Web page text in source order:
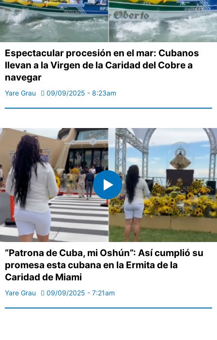
Espectacular procesión en el mar: Cubanos
llevan a la Virgen de la Caridad del Cobre a
navegar
Yare Grau 09/09/2025 - 8:23am
“Patrona de Cuba, mi Oshún”: Así cumplió su
promesa esta cubana en la Ermita de la
Caridad de Miami
Yare Grau 09/09/2025 - 7:21am